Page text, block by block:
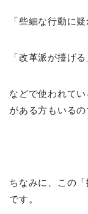
「些細な行動に
「改革派が擡げる
などで使われて
がある方もいるの
ちなみに、この
です。